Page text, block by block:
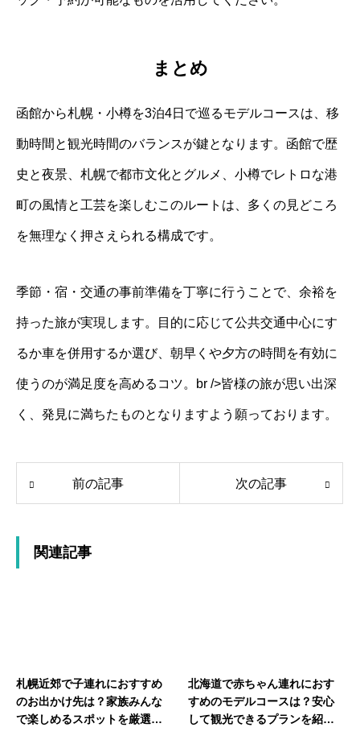
まとめ
函館から札幌・小樽を3泊4日で巡るモデルコースは、移
動時間と観光時間のバランスが鍵となります。函館で歴
史と夜景、札幌で都市文化とグルメ、小樽でレトロな港
町の風情と工芸を楽しむこのルートは、多くの見どころ
を無理なく押さえられる構成です。
季節・宿・交通の事前準備を丁寧に行うことで、余裕を
持った旅が実現します。目的に応じて公共交通中心にす
るか車を併用するか選び、朝早くや夕方の時間を有効に
使うのが満足度を高めるコツ。br />皆様の旅が思い出深
く、発見に満ちたものとなりますよう願っております。
前の記事 次の記事
関連記事
札幌近郊で子連れにおすすめ
のお出かけ先は？家族みんな
で楽しめるスポットを厳選紹
北海道で赤ちゃん連れにおす
すめのモデルコースは？安心
して観光できるプランを紹